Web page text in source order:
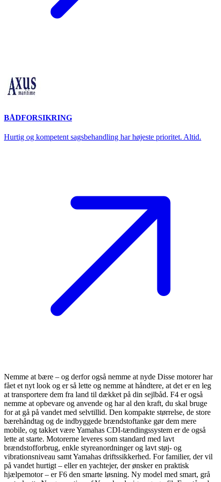
BÅDFORSIKRING
Hurtig og kompetent sagsbehandling har højeste prioritet. Altid.
Nemme at bære – og derfor også nemme at nyde Disse motorer har
fået et nyt look og er så lette og nemme at håndtere, at det er en leg
at transportere dem fra land til dækket på din sejlbåd. F4 er også
nemme at opbevare og anvende og har al den kraft, du skal bruge
for at gå på vandet med selvtillid. Den kompakte størrelse, de store
bærehåndtag og de indbyggede brændstoftanke gør dem mere
mobile, og takket være Yamahas CDI-tændingssystem er de også
lette at starte. Motorerne leveres som standard med lavt
brændstofforbrug, enkle styreanordninger og lavt støj- og
vibrationsniveau samt Yamahas driftssikkerhed. For familier, der vil
på vandet hurtigt – eller en yachtejer, der ønsker en praktisk
hjælpemotor – er F6 den smarte løsning. Ny model med smart, grå